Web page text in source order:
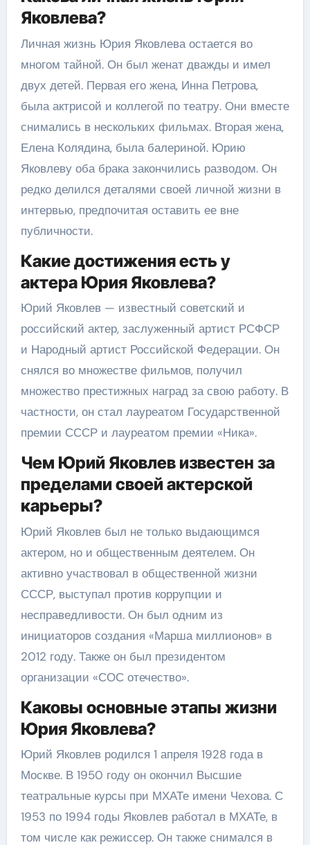
Яковлева?
Личная жизнь Юрия Яковлева остается во
многом тайной. Он был женат дважды и имел
двух детей. Первая его жена, Инна Петрова,
была актрисой и коллегой по театру. Они вместе
снимались в нескольких фильмах. Вторая жена,
Елена Колядина, была балериной. Юрию
Яковлеву оба брака закончились разводом. Он
редко делился деталями своей личной жизни в
интервью, предпочитая оставить ее вне
публичности.
Какие достижения есть у
актера Юрия Яковлева?
Юрий Яковлев — известный советский и
российский актер, заслуженный артист РСФСР
и Народный артист Российской Федерации. Он
снялся во множестве фильмов, получил
множество престижных наград за свою работу. В
частности, он стал лауреатом Государственной
премии СССР и лауреатом премии «Ника».
Чем Юрий Яковлев известен за
пределами своей актерской
карьеры?
Юрий Яковлев был не только выдающимся
актером, но и общественным деятелем. Он
активно участвовал в общественной жизни
СССР, выступал против коррупции и
несправедливости. Он был одним из
инициаторов создания «Марша миллионов» в
2012 году. Также он был президентом
организации «СОС отечество».
Каковы основные этапы жизни
Юрия Яковлева?
Юрий Яковлев родился 1 апреля 1928 года в
Москве. В 1950 году он окончил Высшие
театральные курсы при МХАТе имени Чехова. С
1953 по 1994 годы Яковлев работал в МХАТе, в
том числе как режиссер. Он также снимался в